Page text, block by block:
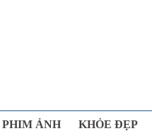
PHIM ẢNH KHỎE ĐẸP